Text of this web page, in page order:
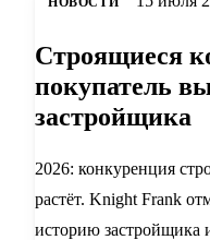
Строящиеся
покупатель
застройщика
2026: конкуренция
растёт. Knight Frank
историю застройщика